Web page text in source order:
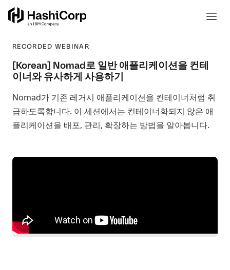
RECORDED WEBINAR
[Korean] Nomad로 일반 애플리케이션을 컨테
이너와 유사하게 사용하기
Nomad가 기존 레거시 애플리케이션을 컨테이너처럼 취
급하도록합니다. 이 세션에서는 컨테이너화되지 않은 애
플리케이션을 배포, 관리, 확장하는 방법을 알아봅니다.